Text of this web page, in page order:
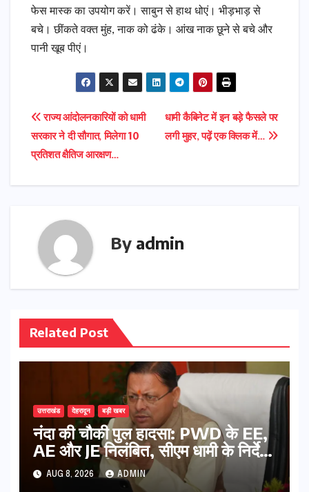
फेस मास्क का उपयोग करें। साबुन से हाथ धोएं। भीड़भाड़ से
बचे। छींकते वक्त मुंह, नाक को ढंके। आंख नाक छूने से बचे और
पानी खूब पीएं।
Post
navigation
धामी कैबिनेट में इन बड़े फैसले पर
लगी मुहर, पढ़ें एक क्लिक में…
राज्य आंदोलनकारियों को धामी
सरकार ने दी सौगात, मिलेगा 10
प्रतिशत क्षैतिज आरक्षण…
By admin
Related Post
उत्तराखंड देहरादून बड़ी खबर
नंदा की चौकी पुल हादसा: PWD के EE,
AE और JE निलंबित, सीएम धामी के निर्देश
पर सख्त कार्रवाई
AUG 8, 2026 ADMIN